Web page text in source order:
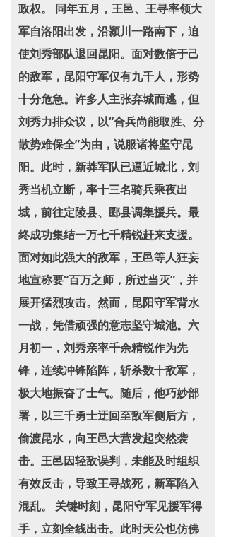
政权。 同年五月，王邑、王寻率领大
军自洛阳出发，沿颍川一路南下，迫
使刘秀部队退回昆阳。面对数倍于己
的敌军，昆阳守军仅有九千人，形势
十分危急。许多人主张弃城而逃，但
刘秀力排众议，以“合兵尚能取胜、分
散势难保全”为由，说服诸将坚守昆
阳。此时，新莽军队已逼近城北，刘
秀当机立断，率十三名骑兵乘夜出
城，前往定陵县、郾县调集援兵。最
终成功集结一万七千精锐赶来支援。
面对如此强大的敌军，王邑等人狂妄
地宣称要“百万之师，所过当灭”，并
展开猛烈攻击。然而，昆阳守军背水
一战，凭借顽强的意志坚守城池。六
月初一，刘秀亲率千余精锐作为先
锋，连续冲锋陷阵，斩杀数十敌军，
极大地振奋了士气。随后，他巧妙部
署，以三千勇士迂回至敌军侧后方，
偷渡昆水，向王邑大营发起突然袭
击。王邑因轻敌误判，未能及时组织
有效反击，导致王寻战死，新军陷入
混乱。 关键时刻，昆阳守军见援军得
手，立刻全线出击。此时天公也仿佛